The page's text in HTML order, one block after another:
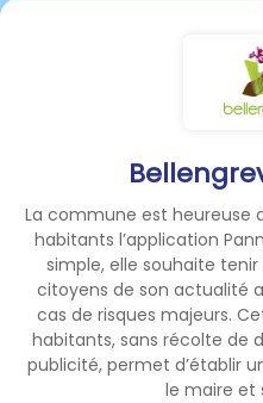
La commune est heureuse
habitants l’application
simple, elle souhaite
citoyens de son actualité
cas de risques majeurs.
habitants, sans récolte de
publicité, permet d’établir
le maire et